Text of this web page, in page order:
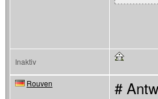
Inaktiv
Rouven
#